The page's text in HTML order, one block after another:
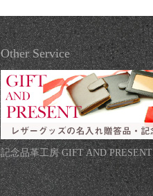
Other Service
記念品革工房 GIFT AND PRESENT